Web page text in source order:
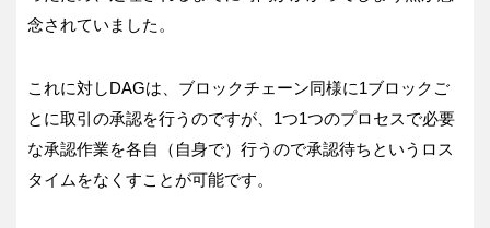
念されていました。
これに対しDAGは、ブロックチェーン同様に1ブロックご
とに取引の承認を行うのですが、1つ1つのプロセスで必要
な承認作業を各自（自身で）行うので承認待ちというロス
タイムをなくすことが可能です。